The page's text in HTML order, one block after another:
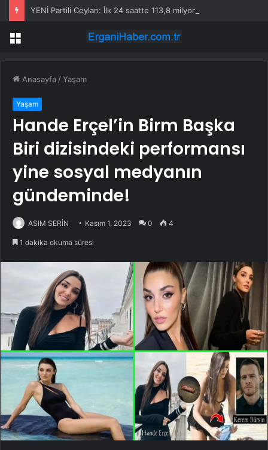
Menü
Anasayfa /Yaşam
Yaşam
Hande Erçel’in Birm Başka
Biri dizisindeki performansı
yine sosyal medyanın
gündeminde!
ASIM SERİN Kasım 1, 2023 0 4
1 dakika okuma süresi